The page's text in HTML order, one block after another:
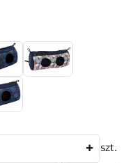
szt.